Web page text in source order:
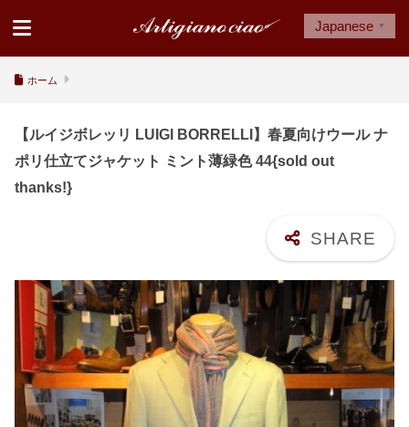
ホーム
【ルイジボレッリ LUIGI BORRELLI】春夏向けウール ナ
ポリ仕立てジャケット ミント薄緑色 44{sold out
thanks!}
Japanese ▼